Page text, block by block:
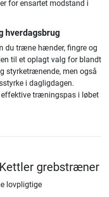
for ensartet modstand i
hverdagsbrug
du træne hænder, fingre og
til et oplagt valg for blandt
styrketrænende, men også
i dagligdagen.
effektive træningspas i løbet
grebstræner
lovpligtige